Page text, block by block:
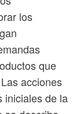
los
que
acciones
iniciales de la